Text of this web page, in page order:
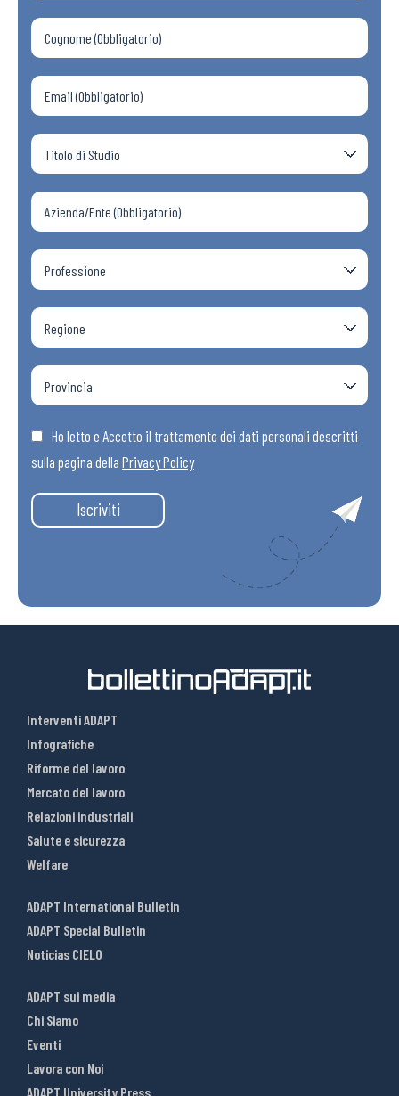
Ho letto e Accetto il trattamento dei dati personali descritti
sulla pagina della Privacy Policy
Iscriviti
Interventi ADAPT
Infografiche
Riforme del lavoro
Mercato del lavoro
Relazioni industriali
Salute e sicurezza
Welfare
ADAPT International Bulletin
ADAPT Special Bulletin
Noticias CIELO
ADAPT sui media
Chi Siamo
Eventi
Lavora con Noi
ADAPT University Press